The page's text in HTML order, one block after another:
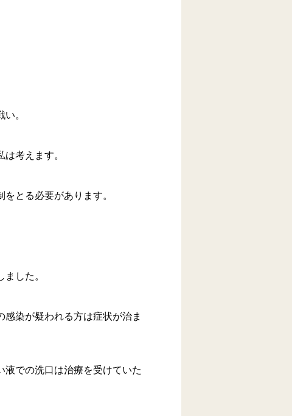
。
考えます。
とる必要があります。
した。
染が疑われる方は症状が治ま
液での洗口は治療を受けていた